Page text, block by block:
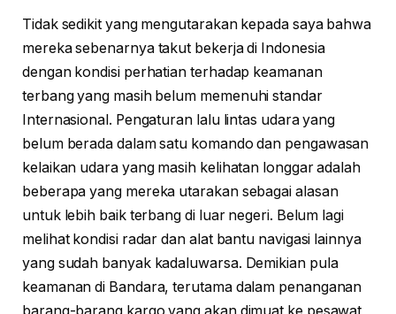
Tidak sedikit yang mengutarakan kepada saya bahwa
mereka sebenarnya takut bekerja di Indonesia
dengan kondisi perhatian terhadap keamanan
terbang yang masih belum memenuhi standar
Internasional. Pengaturan lalu lintas udara yang
belum berada dalam satu komando dan pengawasan
kelaikan udara yang masih kelihatan longgar adalah
beberapa yang mereka utarakan sebagai alasan
untuk lebih baik terbang di luar negeri. Belum lagi
melihat kondisi radar dan alat bantu navigasi lainnya
yang sudah banyak kadaluwarsa. Demikian pula
keamanan di Bandara, terutama dalam penanganan